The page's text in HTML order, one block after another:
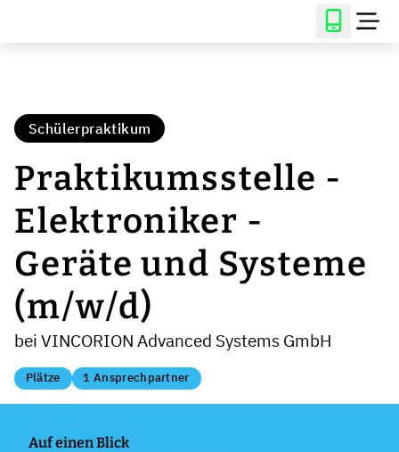
Schülerpraktikum
Praktikumsstelle -
Elektroniker -
Geräte und Systeme
(m/w/d)
bei VINCORION Advanced Systems GmbH
Plätze 1 Ansprechpartner
Auf einen Blick